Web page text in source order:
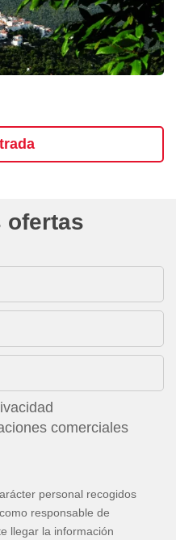
ofertas
comerciales
personal recogidos
responsable de
llegar la información